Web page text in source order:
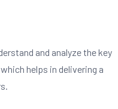
and analyze the key
helps in delivering a